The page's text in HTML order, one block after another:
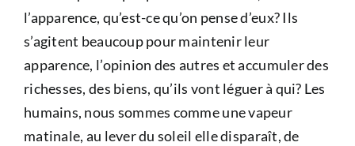
l’apparence, qu’est-ce qu’on pense d’eux? Ils
s’agitent beaucoup pour maintenir leur
apparence, l’opinion des autres et accumuler des
richesses, des biens, qu’ils vont léguer à qui? Les
humains, nous sommes comme une vapeur
matinale, au lever du soleil elle disparaît, de